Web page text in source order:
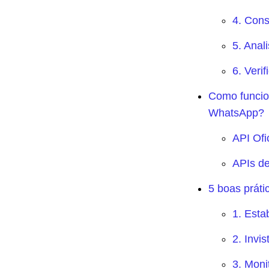
4.
5.
6.
Como
WhatsApp?
API
APIs
5 boas
1.
2.
3.